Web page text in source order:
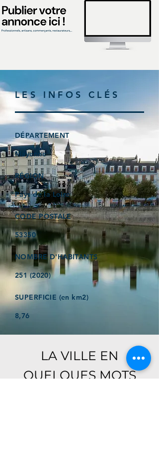
LES INFOS CLÉS
DÉPARTEMENT
Mayenne
RÉGION
Pays de la Loire
CODE POSTALE
53350
NOMBRE D'HABITANTS
251 (2020)
SUPERFICIE (en km2)
8,76
LA VILLE EN
QUELQUES MOTS